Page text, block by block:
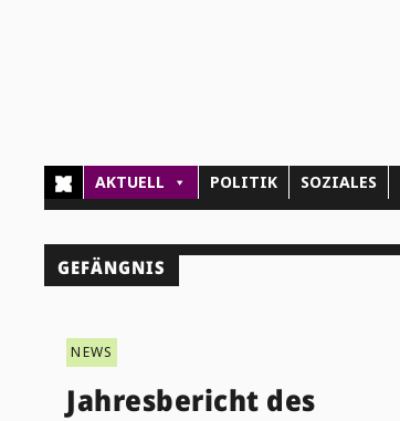
AKTUELL POLITIK SOZIALES
GEFÄNGNIS
NEWS
Jahresbericht des